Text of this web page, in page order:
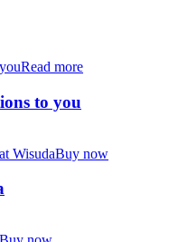
Read more
to you
Buy now